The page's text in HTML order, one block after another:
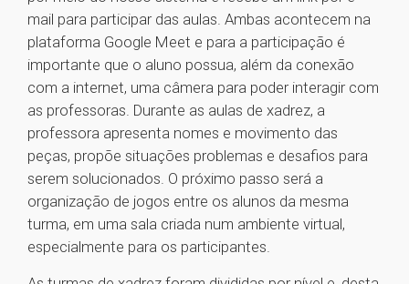
mail para participar das aulas. Ambas acontecem na
plataforma Google Meet e para a participação é
importante que o aluno possua, além da conexão
com a internet, uma câmera para poder interagir com
as professoras. Durante as aulas de xadrez, a
professora apresenta nomes e movimento das
peças, propõe situações problemas e desafios para
serem solucionados. O próximo passo será a
organização de jogos entre os alunos da mesma
turma, em uma sala criada num ambiente virtual,
especialmente para os participantes.